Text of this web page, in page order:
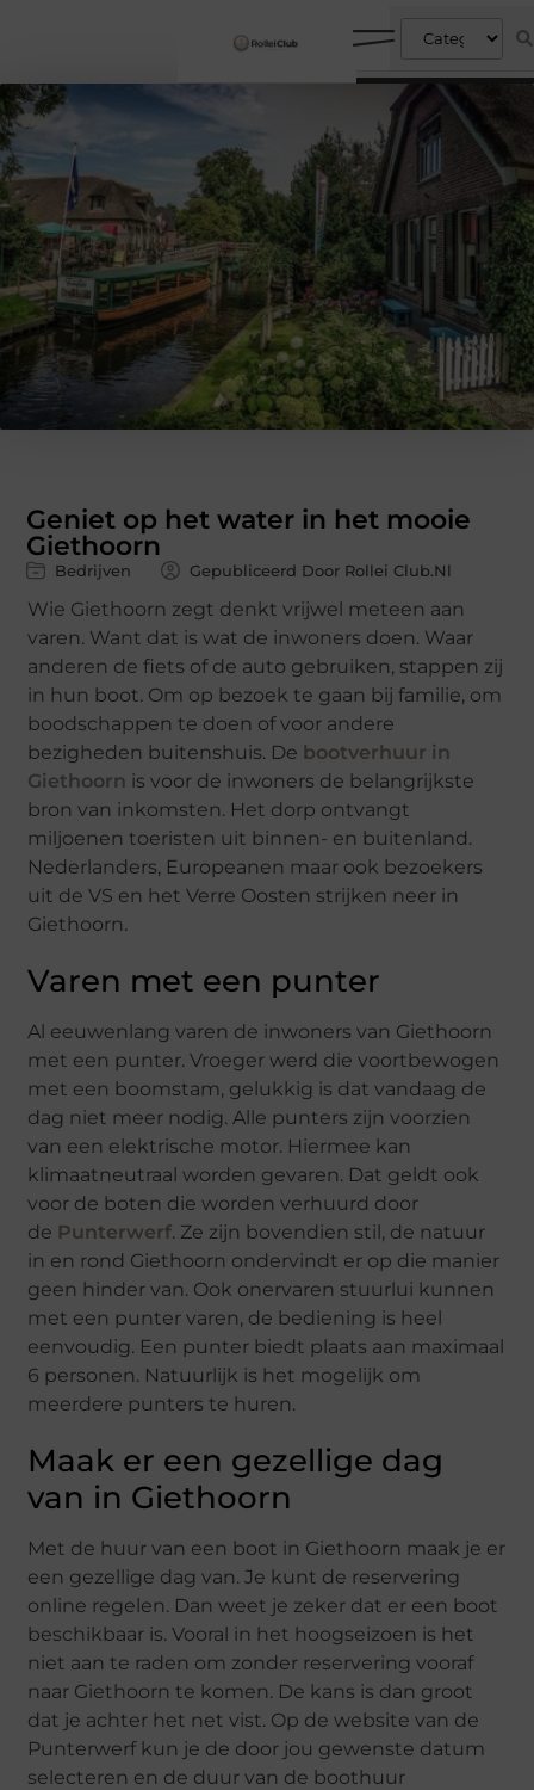
Geniet op het water in het mooie
Giethoorn
Bedrijven Gepubliceerd Door Rollei Club.nl
Wie Giethoorn zegt denkt vrijwel meteen aan
varen. Want dat is wat de inwoners doen. Waar
anderen de fiets of de auto gebruiken, stappen zij
in hun boot. Om op bezoek te gaan bij familie, om
boodschappen te doen of voor andere
bezigheden buitenshuis. De bootverhuur in
Giethoorn is voor de inwoners de belangrijkste
bron van inkomsten. Het dorp ontvangt
miljoenen toeristen uit binnen- en buitenland.
Nederlanders, Europeanen maar ook bezoekers
uit de VS en het Verre Oosten strijken neer in
Giethoorn.
Varen met een punter
Al eeuwenlang varen de inwoners van Giethoorn
met een punter. Vroeger werd die voortbewogen
met een boomstam, gelukkig is dat vandaag de
dag niet meer nodig. Alle punters zijn voorzien
van een elektrische motor. Hiermee kan
klimaatneutraal worden gevaren. Dat geldt ook
voor de boten die worden verhuurd door
de Punterwerf. Ze zijn bovendien stil, de natuur
in en rond Giethoorn ondervindt er op die manier
geen hinder van. Ook onervaren stuurlui kunnen
met een punter varen, de bediening is heel
eenvoudig. Een punter biedt plaats aan maximaal
6 personen. Natuurlijk is het mogelijk om
meerdere punters te huren.
Maak er een gezellige dag
van in Giethoorn
Met de huur van een boot in Giethoorn maak je er
een gezellige dag van. Je kunt de reservering
online regelen. Dan weet je zeker dat er een boot
beschikbaar is. Vooral in het hoogseizoen is het
niet aan te raden om zonder reservering vooraf
naar Giethoorn te komen. De kans is dan groot
dat je achter het net vist. Op de website van de
Punterwerf kun je de door jou gewenste datum
selecteren en de duur van de boothuur